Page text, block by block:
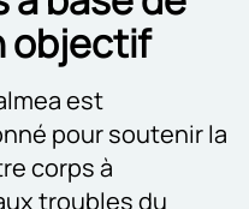
objectif
est
pour soutenir la
corps à
troubles du